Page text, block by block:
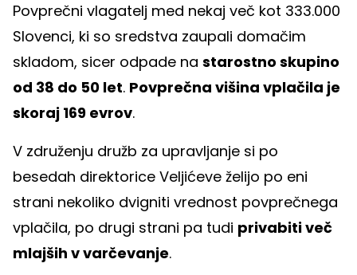
Povprečni vlagatelj med nekaj več kot 333.000
Slovenci, ki so sredstva zaupali domačim
skladom, sicer odpade na starostno skupino
od 38 do 50 let. Povprečna višina vplačila je
skoraj 169 evrov.
V združenju družb za upravljanje si po
besedah direktorice Veljićeve želijo po eni
strani nekoliko dvigniti vrednost povprečnega
vplačila, po drugi strani pa tudi privabiti več
mlajših v varčevanje.